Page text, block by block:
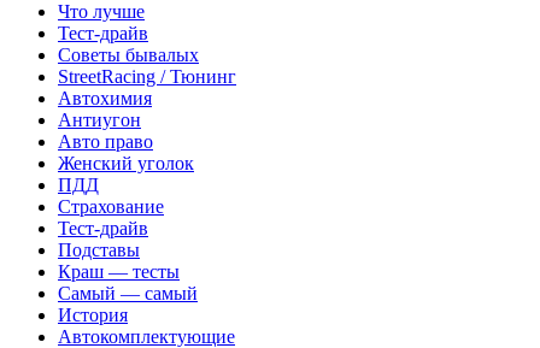
Что лучше
Тест-драйв
Советы бывалых
StreetRacing / Тюнинг
Автохимия
Антиугон
Авто право
Женский уголок
ПДД
Страхование
Тест-драйв
Подставы
Краш — тесты
Самый — самый
История
Автокомплектующие